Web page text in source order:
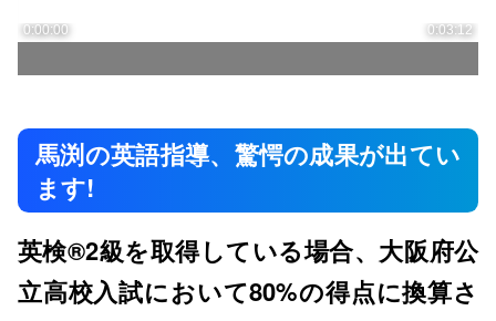
0:00:00 0:03:12
馬渕の英語指導、驚愕の成果が出てい
ます!
英検®2級を取得している場合、大阪府公
立高校入試において80%の得点に換算さ